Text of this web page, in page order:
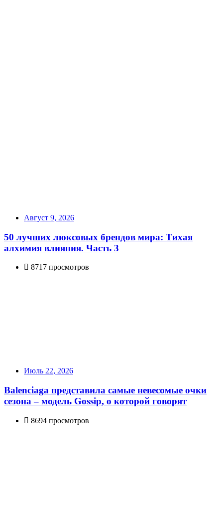
Август 9, 2026
50 лучших люксовых брендов мира: Тихая
алхимия влияния. Часть 3
8717 просмотров
Июль 22, 2026
Balenciaga представила самые невесомые очки
сезона – модель Gossip, о которой говорят
8694 просмотров